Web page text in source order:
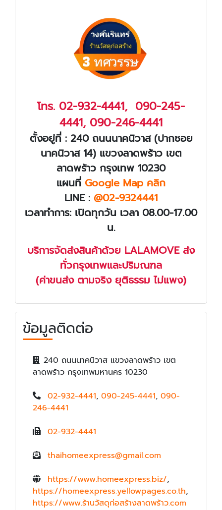
โทร. 02-932-4441, 090-245-
4441, 090-246-4441
ตั้งอยู่ที่ : 240 ถนนนาคนิวาส (ปากซอย
นาคนิวาส 14) แขวงลาดพร้าว เขต
ลาดพร้าว กรุงเทพ 10230
แผนที่ Google Map คลิก
LINE : @02-9324441
เวลาทำการ: เปิดทุกวัน เวลา 08.00-17.00
น.
บริการจัดส่งสินค้าด้วย LALAMOVE ส่ง
ทั่วกรุงเทพและปริมณฑล
(ค่าขนส่ง ตามจริง ยุติธรรม ไม่แพง)
ข้อมูลติดต่อ
240 ถนนนาคนิวาส แขวงลาดพร้าว เขต
ลาดพร้าว กรุงเทพมหานคร 10230
02-932-4441, 090-245-4441, 090-
246-4441
02-932-4441
thaihomeexpress@gmail.com
https://www.homeexpress.biz/,
https://homeexpress.yellowpages.co.th,
https://www.ร้านวัสดุก่อสร้างลาดพร้าว.com